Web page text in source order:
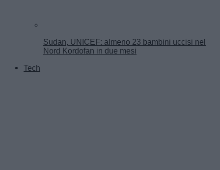
Sudan, UNICEF: almeno 23 bambini uccisi nel
Nord Kordofan in due mesi
Tech